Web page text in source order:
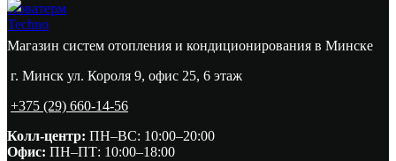
Новатерм
Techno
Магазин систем отопления и кондиционирования в Минске
г. Минск ул. Короля 9, офис 25, 6 этаж
+375 (29) 660-14-56
Колл-центр: ПН–ВС: 10:00–20:00​
Офис: ПН–ПТ: 10:00–18:00